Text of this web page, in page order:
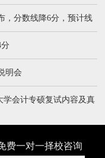
，分数线降6分，预计线
分
明会
学会计专硕复试内容及真
费一对一择校咨询